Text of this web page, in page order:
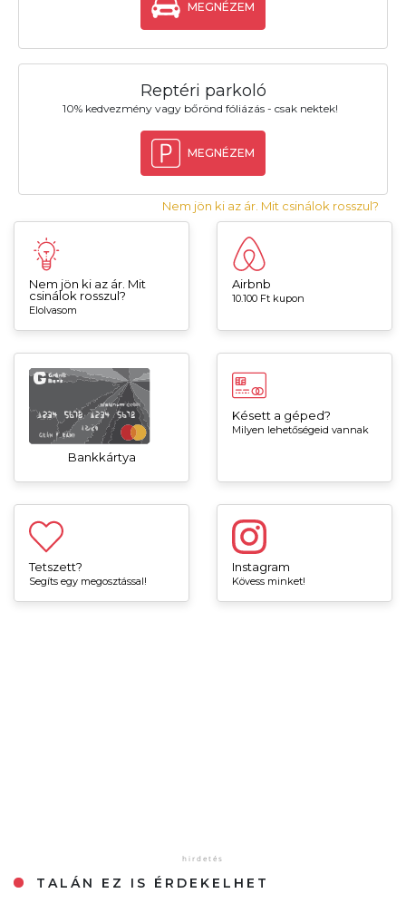
MEGNÉZEM
Reptéri parkoló
10% kedvezmény vagy bőrönd fóliázás - csak nektek!
MEGNÉZEM
Nem jön ki az ár. Mit csinálok rosszul?
Nem jön ki az ár. Mit
csinálok rosszul?
Elolvasom
Airbnb
10.100 Ft kupon
Bankkártya
Késett a géped?
Milyen lehetőségeid vannak
Tetszett?
Segíts egy megosztással!
Instagram
Kövess minket!
TALÁN EZ IS ÉRDEKELHET